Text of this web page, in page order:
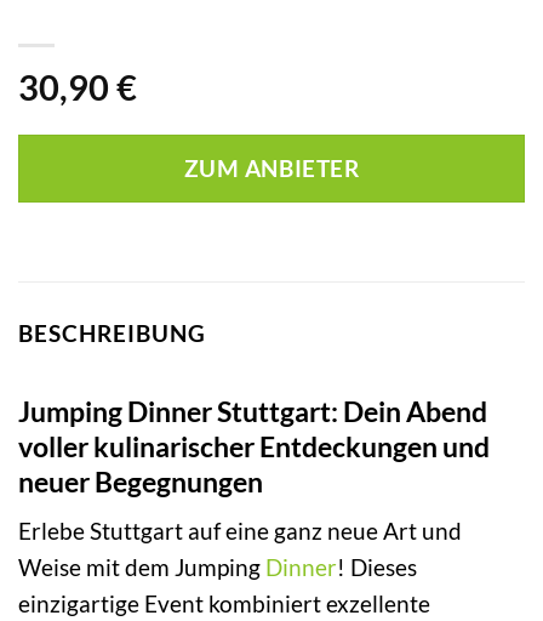
30,90 €
ZUM ANBIETER
BESCHREIBUNG
Jumping Dinner Stuttgart: Dein Abend
voller kulinarischer Entdeckungen und
neuer Begegnungen
Erlebe Stuttgart auf eine ganz neue Art und
Weise mit dem Jumping Dinner! Dieses
einzigartige Event kombiniert exzellente